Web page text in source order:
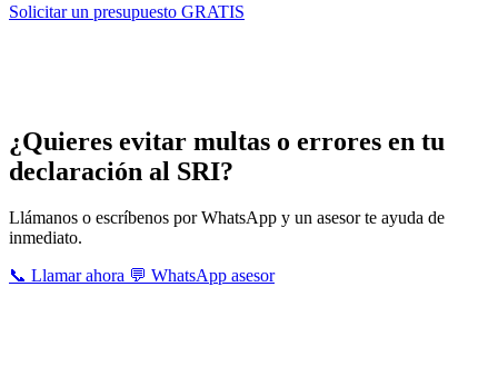
Solicitar un presupuesto GRATIS
¿Quieres evitar multas o errores en tu
declaración al SRI?
Llámanos o escríbenos por WhatsApp y un asesor te ayuda de
inmediato.
📞 Llamar ahora 💬 WhatsApp asesor